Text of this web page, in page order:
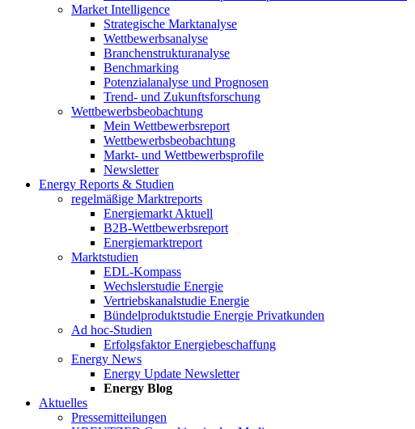
Market Intelligence
Strategische Marktanalyse
Wettbewerbsanalyse
Branchenstrukturanalyse
Benchmarking
Potenzialanalyse und Prognosen
Trend- und Zukunftsforschung
Wettbewerbs­beobachtung
Mein Wettbewerbsreport
Wettbewerbsbeobachtung
Markt- und Wettbewerbsprofile
Newsletter
Energy Reports & Studien
regelmäßige Marktreports
Energiemarkt Aktuell
B2B-Wettbewerbsreport
Energiemarktreport
Marktstudien
EDL-Kompass
Wechslerstudie Energie
Vertriebskanalstudie Energie
Bündelproduktstudie Energie Privatkunden
Ad hoc-Studien
Erfolgsfaktor Energiebeschaffung
Energy News
Energy Update Newsletter
Energy Blog
Aktuelles
Pressemitteilungen